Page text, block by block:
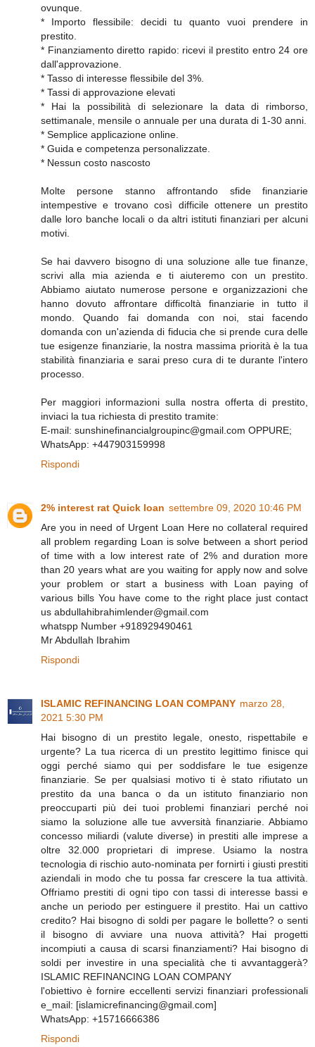
ovunque.
* Importo flessibile: decidi tu quanto vuoi prendere in
prestito.
* Finanziamento diretto rapido: ricevi il prestito entro 24 ore
dall'approvazione.
* Tasso di interesse flessibile del 3%.
* Tassi di approvazione elevati
* Hai la possibilità di selezionare la data di rimborso,
settimanale, mensile o annuale per una durata di 1-30 anni.
* Semplice applicazione online.
* Guida e competenza personalizzate.
* Nessun costo nascosto
Molte persone stanno affrontando sfide finanziarie
intempestive e trovano così difficile ottenere un prestito
dalle loro banche locali o da altri istituti finanziari per alcuni
motivi.
Se hai davvero bisogno di una soluzione alle tue finanze,
scrivi alla mia azienda e ti aiuteremo con un prestito.
Abbiamo aiutato numerose persone e organizzazioni che
hanno dovuto affrontare difficoltà finanziarie in tutto il
mondo. Quando fai domanda con noi, stai facendo
domanda con un'azienda di fiducia che si prende cura delle
tue esigenze finanziarie, la nostra massima priorità è la tua
stabilità finanziaria e sarai preso cura di te durante l'intero
processo.
Per maggiori informazioni sulla nostra offerta di prestito,
inviaci la tua richiesta di prestito tramite:
E-mail: sunshinefinancialgroupinc@gmail.com OPPURE;
WhatsApp: +447903159998
Rispondi
2% interest rat Quick loan settembre 09, 2020 10:46 PM
Are you in need of Urgent Loan Here no collateral required
all problem regarding Loan is solve between a short period
of time with a low interest rate of 2% and duration more
than 20 years what are you waiting for apply now and solve
your problem or start a business with Loan paying of
various bills You have come to the right place just contact
us abdullahibrahimlender@gmail.com
whatspp Number +918929490461
Mr Abdullah Ibrahim
Rispondi
ISLAMIC REFINANCING LOAN COMPANY marzo 28,
2021 5:30 PM
Hai bisogno di un prestito legale, onesto, rispettabile e
urgente? La tua ricerca di un prestito legittimo finisce qui
oggi perché siamo qui per soddisfare le tue esigenze
finanziarie. Se per qualsiasi motivo ti è stato rifiutato un
prestito da una banca o da un istituto finanziario non
preoccuparti più dei tuoi problemi finanziari perché noi
siamo la soluzione alle tue avversità finanziarie. Abbiamo
concesso miliardi (valute diverse) in prestiti alle imprese a
oltre 32.000 proprietari di imprese. Usiamo la nostra
tecnologia di rischio auto-nominata per fornirti i giusti prestiti
aziendali in modo che tu possa far crescere la tua attività.
Offriamo prestiti di ogni tipo con tassi di interesse bassi e
anche un periodo per estinguere il prestito. Hai un cattivo
credito? Hai bisogno di soldi per pagare le bollette? o senti
il bisogno di avviare una nuova attività? Hai progetti
incompiuti a causa di scarsi finanziamenti? Hai bisogno di
soldi per investire in una specialità che ti avvantaggerà?
ISLAMIC REFINANCING LOAN COMPANY
l'obiettivo è fornire eccellenti servizi finanziari professionali
e_mail: [islamicrefinancing@gmail.com]
WhatsApp: +15716666386
Rispondi